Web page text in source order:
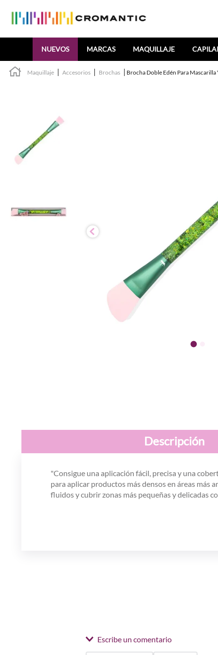
NUEVOS MARCAS MAQUILLAJE
Maquillaje Accesorios Brochas Brocha Doble Edén Para Mascarilla
Descripción
"Consigue una aplicación fácil, precisa y una
para aplicar productos más densos en áreas más
fluidos y cubrir zonas más pequeñas y delicadas
Escribe un comentario